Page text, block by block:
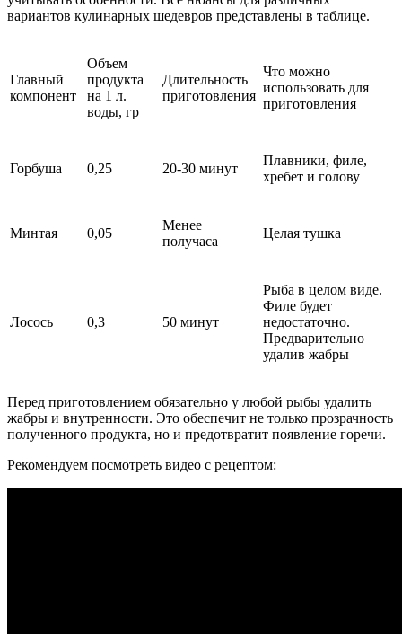
вариантов кулинарных шедевров представлены в таблице.
Главный
компонент
Объем
продукта
на 1 л.
воды, гр
Длительность
приготовления
Что можно
использовать для
приготовления
Горбуша 0,25 20-30 минут
Плавники, филе,
хребет и голову
Минтая 0,05
Менее
получаса
Целая тушка
Лосось 0,3 50 минут
Рыба в целом виде.
Филе будет
недостаточно.
Предварительно
удалив жабры
Перед приготовлением обязательно у любой рыбы удалить
жабры и внутренности. Это обеспечит не только прозрачность
полученного продукта, но и предотвратит появление горечи.
Рекомендуем посмотреть видео с рецептом: